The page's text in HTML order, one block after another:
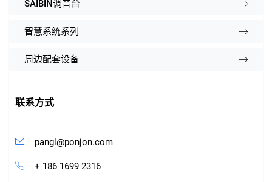
SAIBIN调音台
智慧系统系列
周边配套设备
联系方式
pangl@ponjon.com
+ 186 1699 2316